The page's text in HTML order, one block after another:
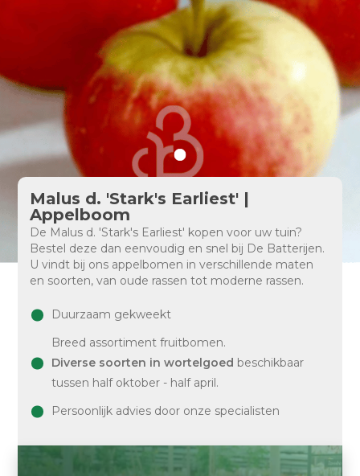
Malus d. 'Stark's Earliest' |
Appelboom
De Malus d. 'Stark's Earliest' kopen voor uw tuin?
Bestel deze dan eenvoudig en snel bij De Batterijen.
U vindt bij ons appelbomen in verschillende maten
en soorten, van oude rassen tot moderne rassen.
Duurzaam gekweekt
Breed assortiment fruitbomen.
Diverse soorten in wortelgoed beschikbaar
tussen half oktober - half april.
Persoonlijk advies door onze specialisten